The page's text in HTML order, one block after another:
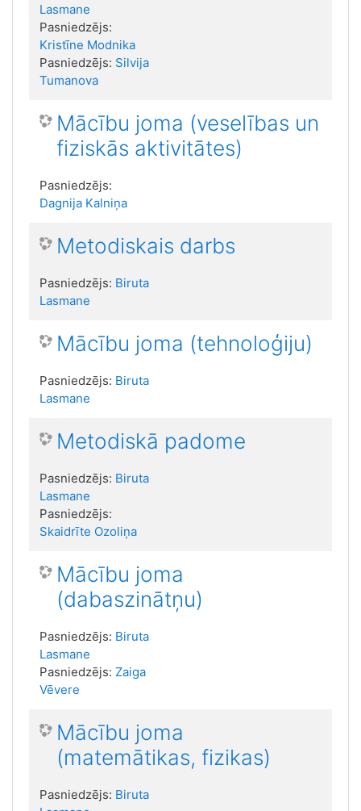
Lasmane
Pasniedzējs:
Kristīne Modnika
Pasniedzējs: Silvija
Tumanova
Mācību joma (veselības un
fiziskās aktivitātes)
Pasniedzējs:
Dagnija Kalniņa
Metodiskais darbs
Pasniedzējs: Biruta
Lasmane
Mācību joma (tehnoloģiju)
Pasniedzējs: Biruta
Lasmane
Metodiskā padome
Pasniedzējs: Biruta
Lasmane
Pasniedzējs:
Skaidrīte Ozoliņa
Mācību joma
(dabaszinātņu)
Pasniedzējs: Biruta
Lasmane
Pasniedzējs: Zaiga
Vēvere
Mācību joma
(matemātikas, fizikas)
Pasniedzējs: Biruta